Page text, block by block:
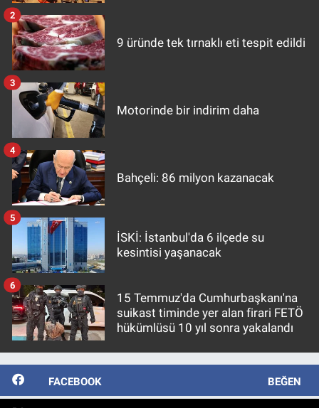
9 üründe tek tırnaklı eti tespit edildi
2
Motorinde bir indirim daha
3
Bahçeli: 86 milyon kazanacak
4
İSKİ: İstanbul'da 6 ilçede su
kesintisi yaşanacak
5
15 Temmuz'da Cumhurbaşkanı'na
suikast timinde yer alan firari FETÖ
hükümlüsü 10 yıl sonra yakalandı
6
FACEBOOK BEĞEN